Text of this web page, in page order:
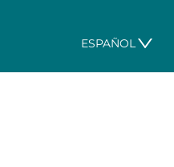
ESPAÑOL